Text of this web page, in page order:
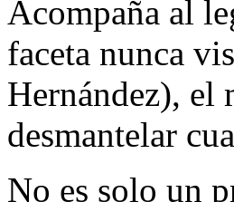
Acompaña al
faceta nunca
Hernández), el
desmantelar
No es solo un